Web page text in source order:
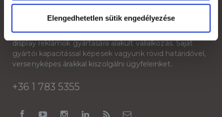
Elengedhetetlen sütik engedélyezése
A Reklámeszköz.hu 2007-ben kifejezetten beltéri
display reklámok gyártására alakult vállalkozás. Saját
gyártói kapacitással képesek vagyunk rövid határidővel,
versenyképes árakkal kiszolgálni ügyfeleinket.
+36 1 783 5355